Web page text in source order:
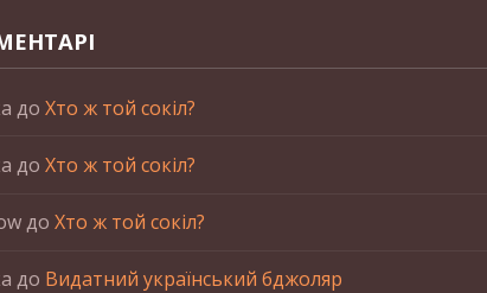
до Хто ж той сокіл?
до Хто ж той сокіл?
до Хто ж той сокіл?
до Видатний український бджоляр